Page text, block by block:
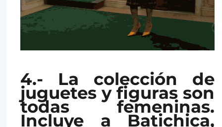
4.- La colección de
juguetes y figuras son
todas femeninas.
Incluye a Batichica,